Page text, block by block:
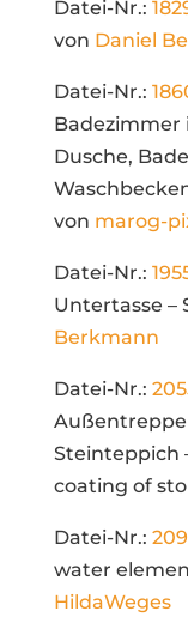
Datei-Nr.:
von Daniel
Datei-Nr.:
Badezimmer
Dusche,
von marog-
Datei-Nr.:
Untertasse –
Berkmann
Datei-Nr.:
Steinteppich
coating of
Datei-Nr.:
water
HildaWeges